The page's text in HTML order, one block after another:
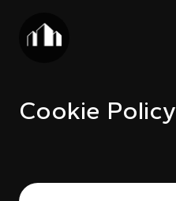
Cookie Policy